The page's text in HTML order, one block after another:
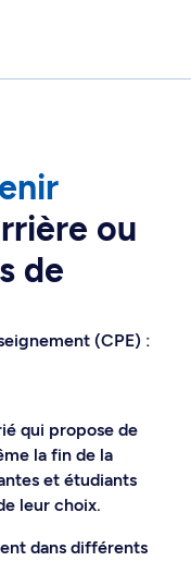
ou
de
(CPE) :
qui propose de
la fin de la
et étudiants
leur choix.
dans différents